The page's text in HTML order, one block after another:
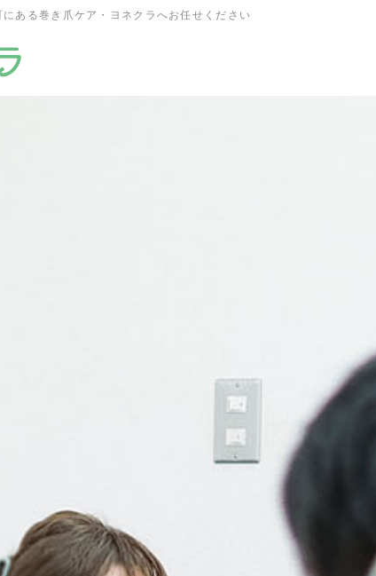
ある巻き爪ケア・ヨネクラへお任せください